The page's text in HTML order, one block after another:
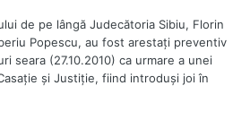
de pe lângă Judecătoria Sibiu, Florin
Popescu, au fost arestaţi preventiv
seara (27.10.2010) ca urmare a unei
şi Justiţie, fiind introduşi joi în